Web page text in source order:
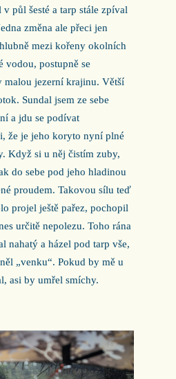
půl šesté a tarp stále zpíval
změna ale přeci jen
mezi kořeny okolních
vodou, postupně se
malou jezerní krajinu. Větší
Sundal jsem ze sebe
a jdu se podívat
že je jeho koryto nyní plné
Když si u něj čistím zuby,
do sebe pod jeho hladinou
proudem. Takovou sílu teď
projel ještě pařez, pochopil
určitě nepolezu. Toho rána
nahatý a házel pod tarp vše,
„venku“. Pokud by mě u
asi by umřel smíchy.